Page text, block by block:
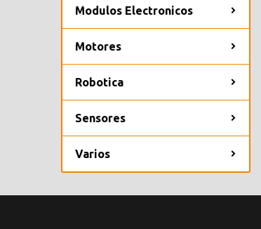
Modulos Electronicos
Motores
Robotica
Sensores
Varios